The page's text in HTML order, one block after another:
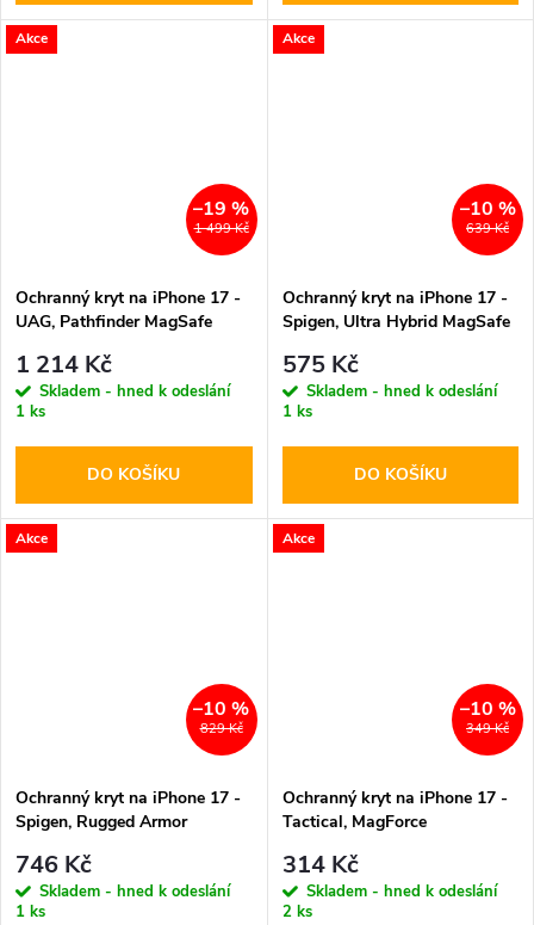
Akce
1 499 Kč
–19 %
Ochranný kryt na iPhone 17 -
UAG, Pathfinder MagSafe
1 214 Kč
Skladem - hned k odeslání
1 ks
DO KOŠÍKU
Akce
639 Kč
–10 %
Ochranný kryt na iPhone 17 -
Spigen, Ultra Hybrid MagSafe
575 Kč
Skladem - hned k odeslání
1 ks
DO KOŠÍKU
Akce
829 Kč
–10 %
Ochranný kryt na iPhone 17 -
Spigen, Rugged Armor
746 Kč
Skladem - hned k odeslání
1 ks
Akce
349 Kč
–10 %
Ochranný kryt na iPhone 17 -
Tactical, MagForce
314 Kč
Skladem - hned k odeslání
2 ks